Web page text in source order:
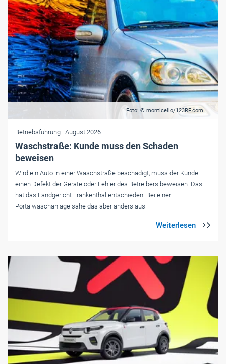
Foto: © monticello/123RF.com
Betriebsführung | August 2026
Waschstraße: Kunde muss den Schaden
beweisen
Wird ein Auto in einer Waschstraße beschädigt, muss der Kunde
einen Defekt der Geräte oder Fehler des Betreibers beweisen. Das
hat das Landgericht Frankenthal entschieden. Bei einer
Portalwaschanlage sähe das aber anders aus.